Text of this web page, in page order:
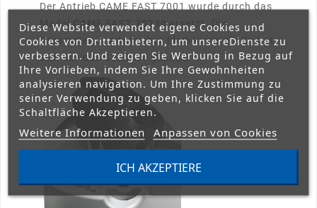
Der Antrieb CAME FAST 7001 wurde durch das
ModelCAME FAST 70230ersetzt. Die
Parameter des Antriebes bleiben gleich. Es hat
sich nur das Gehäuse geändert.
Diese Website verwendet eigene Cookies und
Cookies von Drittanbietern, um unsereDienste zu
verbessern. Und zeigen Sie Werbung in Bezug auf
Ihre Vorlieben, indem Sie Ihre Gewohnheiten
analysieren navigation. Um Ihre Zustimmung zu
seiner Verwendung zu geben, klicken Sie auf die
Schaltfläche Akzeptieren.
Weitere Informationen Anpassen von Cookies
ICH AKZEPTIERE